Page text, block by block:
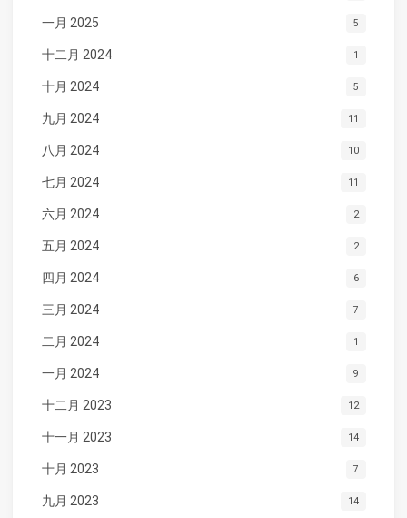
一月 2025 5
十二月 2024 1
十月 2024 5
九月 2024 11
八月 2024 10
七月 2024 11
六月 2024 2
五月 2024 2
四月 2024 6
三月 2024 7
二月 2024 1
一月 2024 9
十二月 2023 12
十一月 2023 14
十月 2023 7
九月 2023 14